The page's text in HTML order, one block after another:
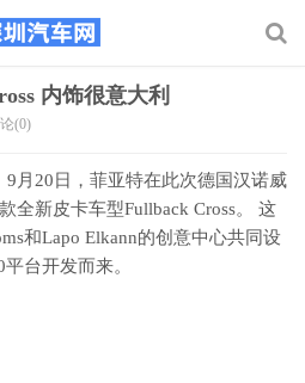
内饰很意大利
(0)
9月20日，菲亚特在此次德国汉诺威
全新皮卡车型Fullback Cross。 这
和Lapo Elkann的创意中心共同设
台开发而来。